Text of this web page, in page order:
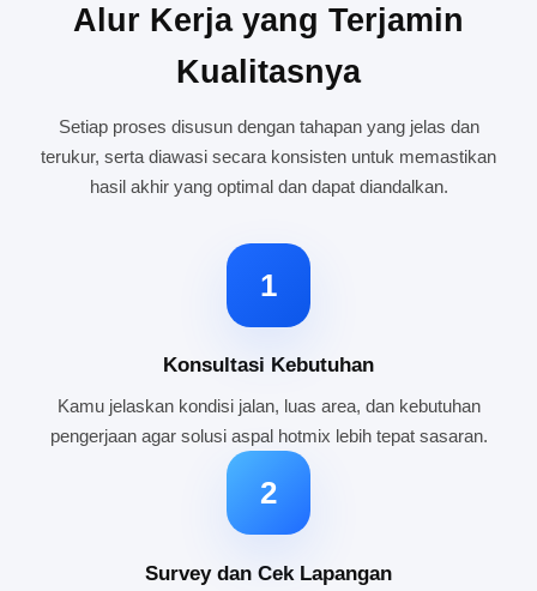
Alur Kerja yang Terjamin
Kualitasnya
Setiap proses disusun dengan tahapan yang jelas dan
terukur, serta diawasi secara konsisten untuk memastikan
hasil akhir yang optimal dan dapat diandalkan.
1
Konsultasi Kebutuhan
Kamu jelaskan kondisi jalan, luas area, dan kebutuhan
pengerjaan agar solusi aspal hotmix lebih tepat sasaran.
2
Survey dan Cek Lapangan